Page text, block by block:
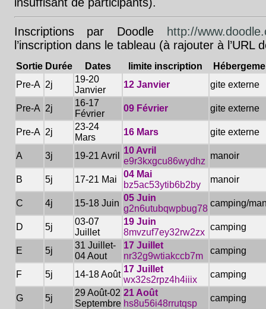
Inscriptions par Doodle
http://
l’inscription dans le tableau (à rajouter à l’URL
Sortie Durée Dates limite inscription
Pre-A 2j
19-20
Janvier
12 Janvier gite externe
Pre-A 2j
16-17
Février
09 Février gite externe
Pre-A 2j
23-24
Mars
16 Mars gite externe
A 3j 19-21 Avril
10 Avril
e9r3kxgcu86wydhz
manoir
B 5j 17-21 Mai
04 Mai
bz5ac53ytib6b2by
manoir
C 4j 15-18 Juin
05 Juin
g2n6utubqwpbug78
camping/
D 5j
03-07
Juillet
19 Juin
8mvzuf7ey32rw2zx
camping
E 5j
31 Juillet-
04 Aout
17 Juillet
nr32g9wtiakccb7m
camping
F 5j 14-18 Août
17 Juillet
wx32s2rpz4h4iiix
camping
G 5j
29 Août-02
Septembre
21 Août
hs8u56i48rrutqsp
camping